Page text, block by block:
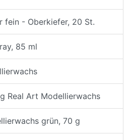
fein - Oberkiefer, 20 St.
85 ml
Real Art Modellierwachs
grün, 70 g